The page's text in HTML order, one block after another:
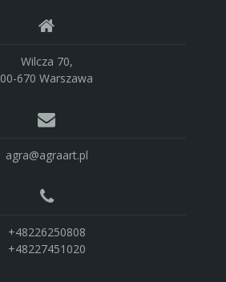
Wilcza 70,
00-670 Warszawa
agra@agraart.pl
+48226250808
+48227451020